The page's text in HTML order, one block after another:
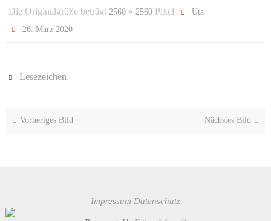
Die Originalgröße beträgt 2560 × 2560 Pixel
Uta
26. März 2020
Lesezeichen.
Vorheriges Bild Nächstes Bild
Impressum Datenschutz